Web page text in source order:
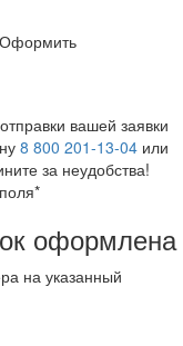
вашей заявки
8 800 201-13-04 или
за неудобства!
оформлена
на указанный